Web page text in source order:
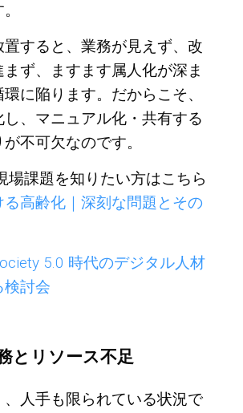
置すると、業務が見えず、改
ず、ますます属人化が深ま
に陥ります。だからこそ、
、マニュアル化・共有する
不可欠なのです。
課題を知りたい方はこちら
高齢化｜深刻な問題とその
5.0 時代のデジタル人材
検討会
とリソース不足
人手も限られている状況で